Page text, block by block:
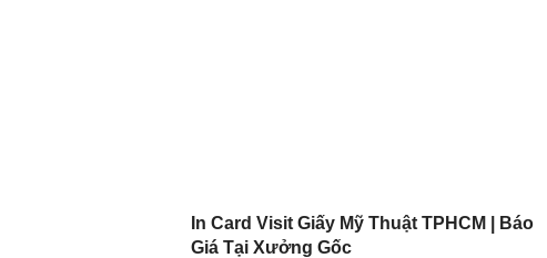
In Card Visit Giấy Mỹ Thuật TPHCM | Báo
Giá Tại Xưởng Gốc